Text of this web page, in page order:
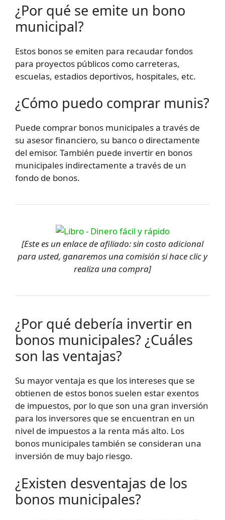
¿Por qué se emite un bono
municipal?
Estos bonos se emiten para recaudar fondos
para proyectos públicos como carreteras,
escuelas, estadios deportivos, hospitales, etc.
¿Cómo puedo comprar munis?
Puede comprar bonos municipales a través de
su asesor financiero, su banco o directamente
del emisor. También puede invertir en bonos
municipales indirectamente a través de un
fondo de bonos.
[Este es un enlace de afiliado: sin costo adicional
para usted, ganaremos una comisión si hace clic y
realiza una compra]
¿Por qué debería invertir en
bonos municipales? ¿Cuáles
son las ventajas?
Su mayor ventaja es que los intereses que se
obtienen de estos bonos suelen estar exentos
de impuestos, por lo que son una gran inversión
para los inversores que se encuentran en un
nivel de impuestos a la renta más alto. Los
bonos municipales también se consideran una
inversión de muy bajo riesgo.
¿Existen desventajas de los
bonos municipales?